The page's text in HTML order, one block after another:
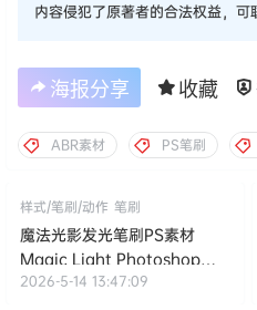
内容侵犯了原著者的合法权益，可
海报分享 收藏
ABR素材 PS笔刷
样式/笔刷/动作 笔刷
魔法光影发光笔刷PS素材
Magic Light Photoshop
Brushes
2026-5-14 13:47:09